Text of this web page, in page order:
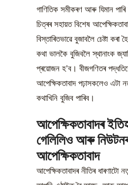
গাণিতিক সমীকৰণ আৰু যিমান
চিত্ৰৰ সহায়ত বিশেষ
বিস্তাৰিতভাৱে বুজাবলৈ চেষ্টা
কথা ভালকৈ বুজিবলৈ স্থানাংক
প্ৰয়োজন হ’ব। বীজগণিতৰ
আপেক্ষিকতাবাদ পঢ়াসকলেও এটা
কথাখিনি বুজিব পাৰিব।
আপেক্ষিকতাবাদৰ
গেলিলিও আৰু
আপেক্ষিকতাবাদ
আপেক্ষিকতাবাদৰ নীতিৰ